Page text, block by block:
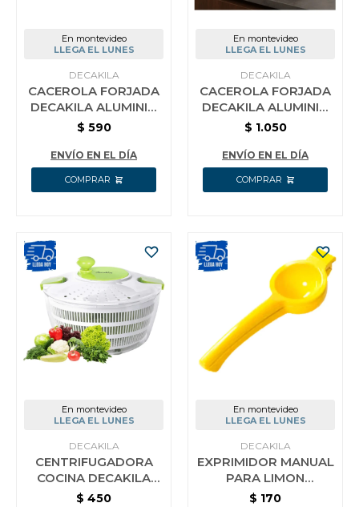
En montevideo
LLEGA EL LUNES
DECAKILA
CACEROLA FORJADA
DECAKILA ALUMINIO
16 CM
$ 590
ENVÍO EN EL DÍA
En montevideo
LLEGA EL LUNES
DECAKILA
CACEROLA FORJADA
DECAKILA ALUMINIO
DOBLE AGARRE 24CM
$ 1.050
ENVÍO EN EL DÍA
En montevideo
LLEGA EL LUNES
DECAKILA
CENTRIFUGADORA
COCINA DECAKILA
ENSALADA
$ 450
En montevideo
LLEGA EL LUNES
DECAKILA
EXPRIMIDOR MANUAL
PARA LIMON
DECAKILA ALUMINIO
$ 170